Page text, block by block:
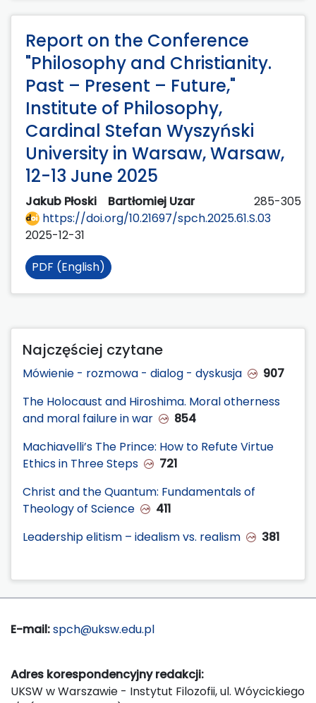
Report on the Conference
"Philosophy and Christianity.
Past – Present – Future,"
Institute of Philosophy,
Cardinal Stefan Wyszyński
University in Warsaw, Warsaw,
12-13 June 2025
Jakub Płoski Bartłomiej Uzar
285-305
https://doi.org/10.21697/spch.2025.61.S.03
2025-12-31
PDF (English)
Najczęściej czytane
Mówienie - rozmowa - dialog - dyskusja
907
The Holocaust and Hiroshima. Moral otherness
and moral failure in war
854
Machiavelli’s The Prince: How to Refute Virtue
Ethics in Three Steps
721
Christ and the Quantum: Fundamentals of
Theology of Science
411
Leadership elitism – idealism vs. realism
381
E-mail:spch@uksw.edu.pl
Adres korespondencyjny redakcji:
UKSW w Warszawie - Instytut Filozofii, ul. Wóycickiego